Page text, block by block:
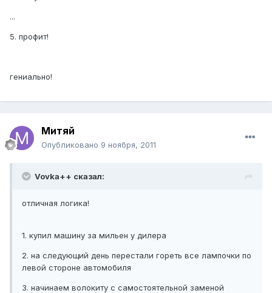
...
5. профит!
гениально!
Митяй
Опубликовано 9 ноября, 2011
Vovka++ сказал:
отличная логика!
1. купил машину за мильен у дилера
2. на следующий день перестали гореть все лампочки по
левой стороне автомобиля
3. начинаем волокиту с самостоятельной заменой